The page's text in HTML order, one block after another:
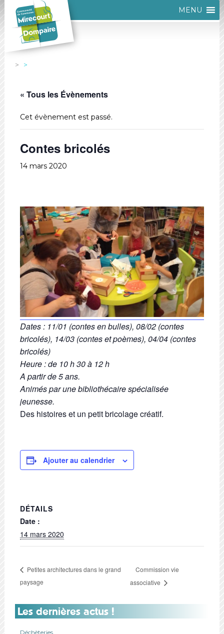
MENU
« Tous les Évènements
Cet évènement est passé.
Contes bricolés
14 mars 2020
Dates : 11/01 (contes en bulles), 08/02 (contes
bricolés), 14/03 (contes et poèmes), 04/04 (contes
bricolés)
Heure : de 10 h 30 à 12 h
A partir de 5 ans.
Animés par une bibliothécaire spécialisée
jeunesse.
Des histoires et un petit bricolage créatif.
Ajouter au calendrier
DÉTAILS
Date :
14 mars 2020
Petites architectures dans le grand
paysage
Commission vie
associative
Les dernières actus !
Déchèteries